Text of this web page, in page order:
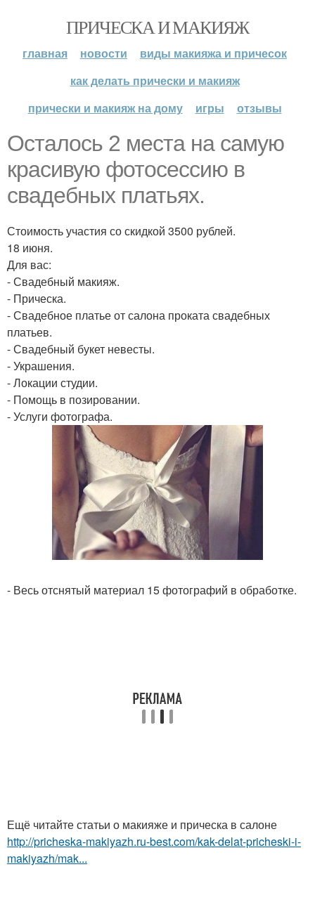
ПРИЧЕСКА И МАКИЯЖ
главная новости
виды макияжа и причесок
как делать прически и макияж
прически и макияж на дому
игры отзывы
Осталось 2 места на самую
красивую фотосессию в
свадебных платьях.
Стоимость участия со скидкой 3500 рублей.
18 июня.
Для вас:
- Свадебный макияж.
- Прическа.
- Свадебное платье от салона проката свадебных
платьев.
- Свадебный букет невесты.
- Украшения.
- Локации студии.
- Помощь в позировании.
- Услуги фотографа.
- Весь отснятый материал 15 фотографий в обработке.
Ещё читайте статьи о макияже и прическа в салоне
http://pricheska-makiyazh.ru-best.com/kak-delat-pricheski-i-
makiyazh/mak...